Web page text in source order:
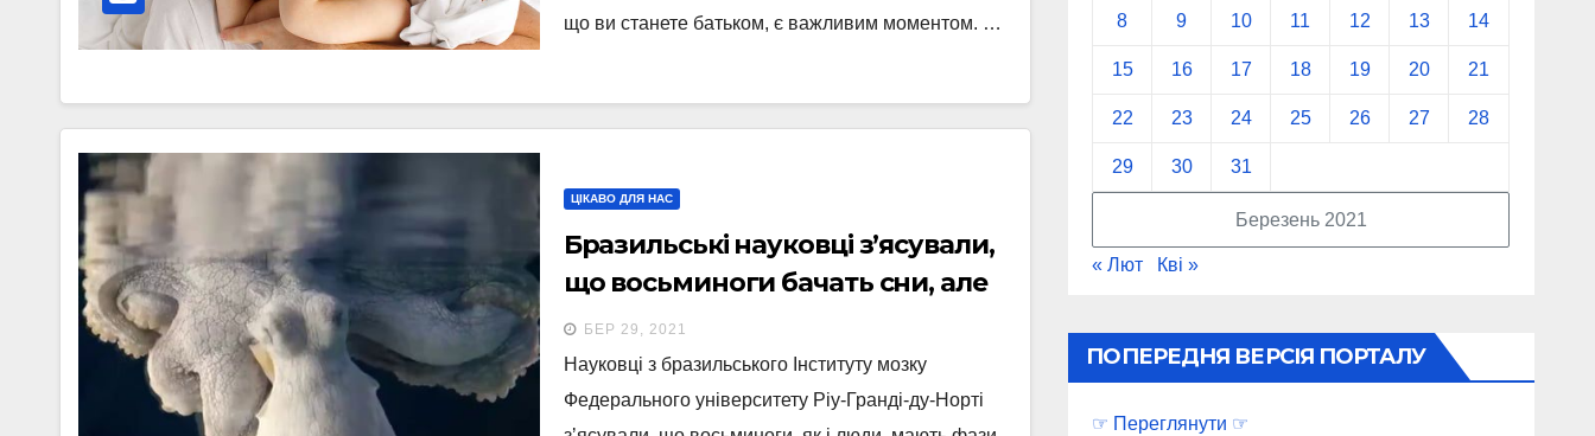
що ви станете батьком, є важливим моментом. …
ЦІКАВО ДЛЯ НАС
Бразильські науковці зʼясували,
що восьминоги бачать сни, але
без складних сюжетів — як гіфки
БЕР 29, 2021
Науковці з бразильського Інституту мозку
Федерального університету Ріу-Гранді-ду-Норті
Березень 2021
8 9 10 11 12 13 14
15 16 17 18 19 20 21
22 23 24 25 26 27 28
29 30 31
« Лют Кві »
ПОПЕРЕДНЯ ВЕРСІЯ ПОРТАЛУ
☞ Переглянути ☞